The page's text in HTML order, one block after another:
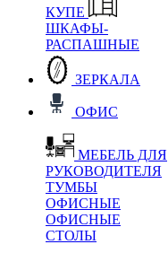
КУПЕ
ШКАФЫ-
РАСПАШНЫЕ
ЗЕРКАЛА
ОФИС
МЕБЕЛЬ ДЛЯ
РУКОВОДИТЕЛЯ
ТУМБЫ
ОФИСНЫЕ
ОФИСНЫЕ
СТОЛЫ